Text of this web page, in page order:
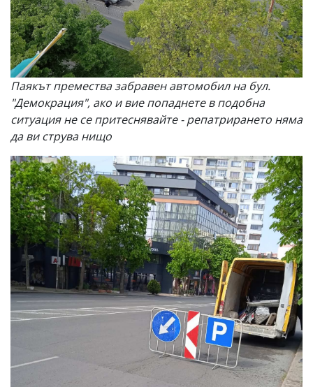
Паякът премества забравен автомобил на бул.
"Демокрация", ако и вие попаднете в подобна
ситуация не се притеснявайте - репатрирането няма
да ви струва нищо